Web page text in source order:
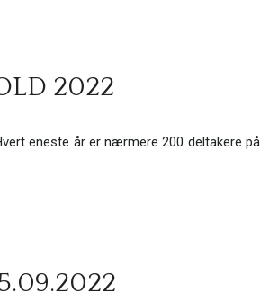
2022
eneste år er nærmere 200 deltakere på